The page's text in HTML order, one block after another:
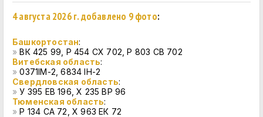
4 августа 2026 г. добавлено 9 фото:
Башкортостан:
»ВК 425 99, Р 454 СХ 702, Р 803 СВ 702
Витебская область:
»0371IM-2, 6834 IH-2
Свердловская область:
»У 395 ЕВ 196, Х 235 ВР 96
Тюменская область:
»Р 134 СА 72, Х 963 ЕК 72